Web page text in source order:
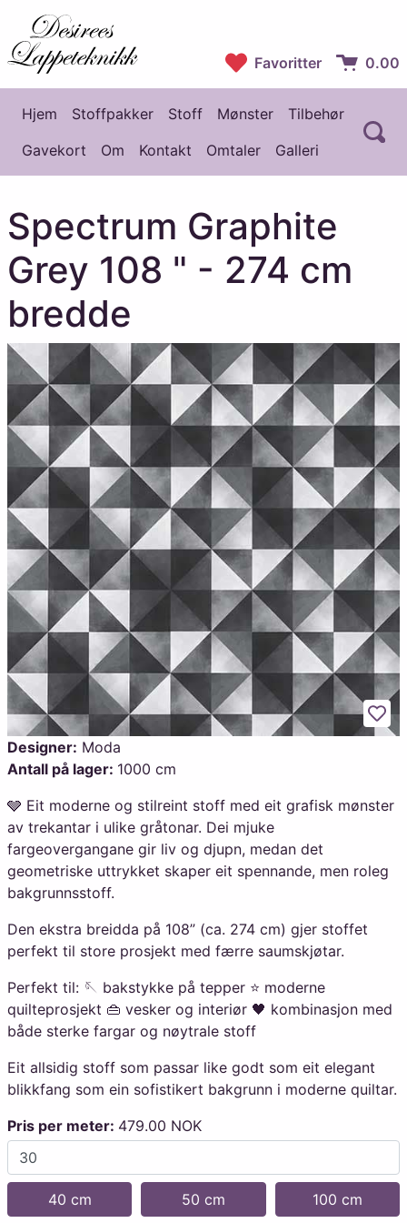
Desirees Lappeteknikk
Favoritter 0.00
Hovedmeny
Hjem Stoffpakker Stoff Mønster
Tilbehør
Gavekort
Om Kontakt Omtaler Galleri
Spectrum Graphite
Grey 108 " - 274 cm
bredde
Designer: Moda
Antall på lager: 1000 cm
🩶 Eit moderne og stilreint stoff med eit grafisk mønster
av trekantar i ulike gråtonar. Dei mjuke
fargeovergangane gir liv og djupn, medan det
geometriske uttrykket skaper eit spennande, men roleg
bakgrunnsstoff.
Den ekstra breidda på 108” (ca. 274 cm) gjer stoffet
perfekt til store prosjekt med færre saumskjøtar.
Perfekt til: 🪡 bakstykke på tepper ⭐ moderne
quilteprosjekt 👜 vesker og interiør 🖤 kombinasjon med
både sterke fargar og nøytrale stoff
Eit allsidig stoff som passar like godt som eit elegant
blikkfang som ein sofistikert bakgrunn i moderne quiltar.
Pris per meter: 479.00 NOK
40 cm 50 cm 100 cm